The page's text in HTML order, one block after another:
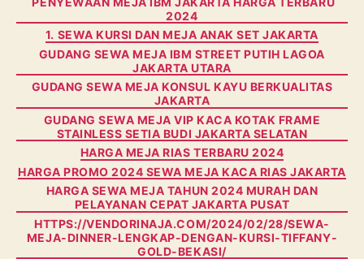
2024
1. SEWA KURSI DAN MEJA ANAK SET JAKARTA
GUDANG SEWA MEJA IBM STREET PUTIH LAGOA
JAKARTA UTARA
GUDANG SEWA MEJA KONSUL KAYU BERKUALITAS
JAKARTA
GUDANG SEWA MEJA VIP KACA KOTAK FRAME
STAINLESS SETIA BUDI JAKARTA SELATAN
HARGA MEJA RIAS TERBARU 2024
HARGA PROMO 2024 SEWA MEJA KACA RIAS JAKARTA
HARGA SEWA MEJA TAHUN 2024 MURAH DAN
PELAYANAN CEPAT JAKARTA PUSAT
HTTPS://VENDORINAJA.COM/2024/02/28/SEWA-
MEJA-DINNER-LENGKAP-DENGAN-KURSI-TIFFANY-
GOLD-BEKASI/